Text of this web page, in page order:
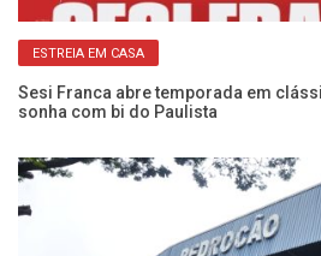
ESTREIA EM CASA
Sesi Franca abre temporada em
sonha com bi do Paulista